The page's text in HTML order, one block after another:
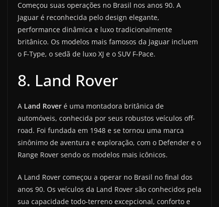
Começou suas operações no Brasil nos anos 90. A
Jaguar é reconhecida pelo design elegante,
performance dinâmica e luxo tradicionalmente
britânico. Os modelos mais famosos da Jaguar incluem
o F-Type, o sedã de luxo XJ e o SUV F-Pace.
8. Land Rover
A Land Rover é uma montadora britânica de
automóveis, conhecida por seus robustos veículos off-
road. Foi fundada em 1948 e se tornou uma marca
sinônimo de aventura e exploração, com o Defender e o
Range Rover sendo os modelos mais icônicos.
A Land Rover começou a operar no Brasil no final dos
anos 90. Os veículos da Land Rover são conhecidos pela
sua capacidade todo-terreno excepcional, conforto e